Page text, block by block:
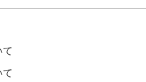
て
て